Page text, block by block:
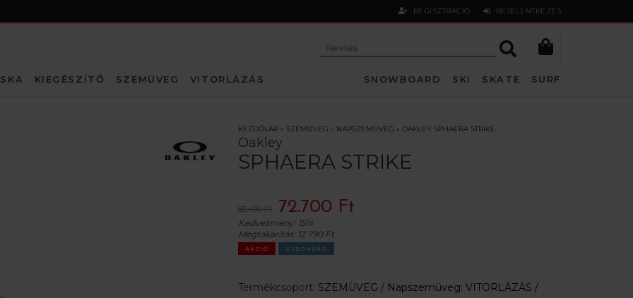
REGISZTRÁCIÓ BEJELENTKEZÉS
KIEGÉSZÍTŐ SZEMÜVEG VITORLÁZÁS SNOWBOARD SKI SKATE SURF
KEZDŐLAP» SZEMÜVEG » NAPSZEMÜVEG » OAKLEY SPHAERA STRIKE
Oakley
SPHAERA STRIKE
85.490 Ft 72.700 Ft
Kedvezmény: 15%
Megtakarítás: 12.790 Ft
AKCIÓ ÚJDONSÁG
Termékcsoport: SZEMÜVEG / Napszemüveg; VITORLÁZÁS /